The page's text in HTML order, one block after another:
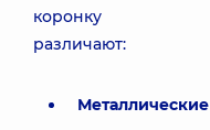
коронку
различают:
Металлические